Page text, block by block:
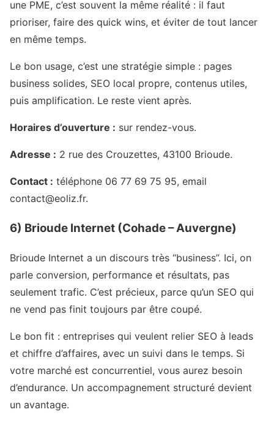
une PME, c’est souvent la même réalité : il faut
prioriser, faire des quick wins, et éviter de tout lancer
en même temps.
Le bon usage, c’est une stratégie simple : pages
business solides, SEO local propre, contenus utiles,
puis amplification. Le reste vient après.
Horaires d’ouverture : sur rendez-vous.
Adresse : 2 rue des Crouzettes, 43100 Brioude.
Contact : téléphone 06 77 69 75 95, email
contact@eoliz.fr.
6) Brioude Internet (Cohade – Auvergne)
Brioude Internet a un discours très “business”. Ici, on
parle conversion, performance et résultats, pas
seulement trafic. C’est précieux, parce qu’un SEO qui
ne vend pas finit toujours par être coupé.
Le bon fit : entreprises qui veulent relier SEO à leads
et chiffre d’affaires, avec un suivi dans le temps. Si
votre marché est concurrentiel, vous aurez besoin
d’endurance. Un accompagnement structuré devient
un avantage.